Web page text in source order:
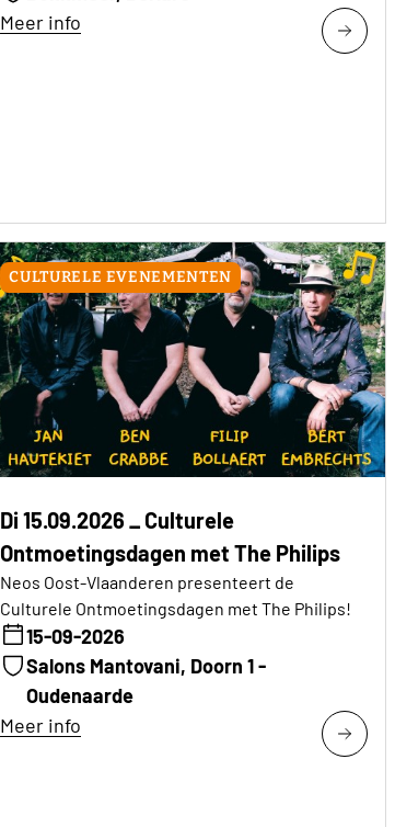
Meer info
CULTURELE EVENEMENTEN
Di 15.09.2026 _ Culturele
Ontmoetingsdagen met The Philips
Neos Oost-Vlaanderen presenteert de
Culturele Ontmoetingsdagen met The Philips!
15-09-2026
Salons Mantovani, Doorn 1 -
Oudenaarde
Meer info